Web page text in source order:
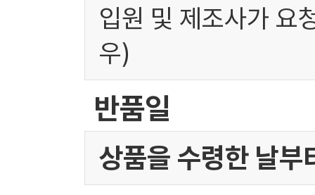
입원 및 제조사가 요
우)
반품일
상품을 수령한 날부